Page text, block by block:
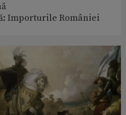
Importurile României